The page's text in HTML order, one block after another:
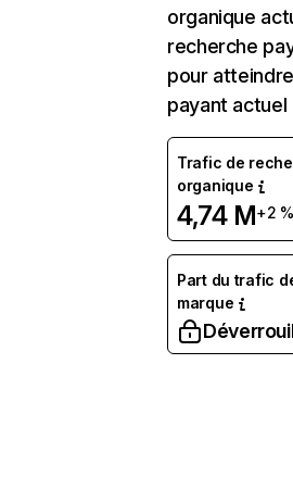
organique
recherche
pour
payant actuel
Trafic de
organique
4,74 M+2 %
Part du trafic
marque